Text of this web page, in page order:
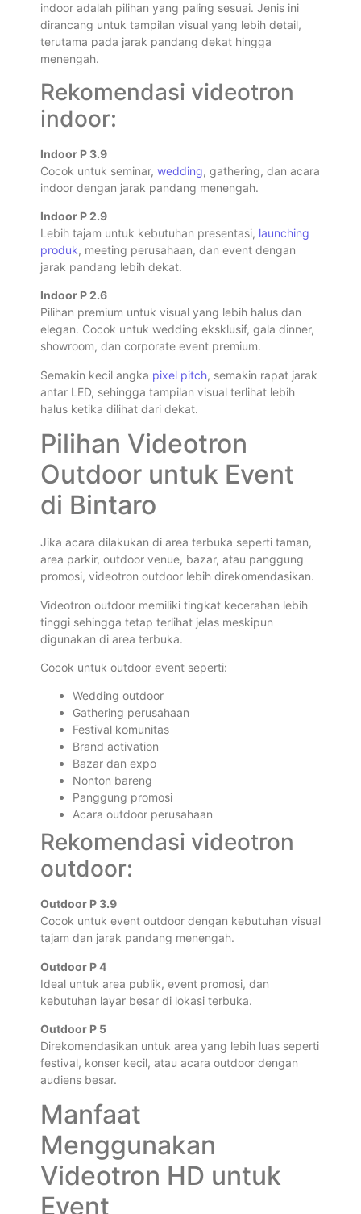
indoor adalah pilihan yang paling sesuai. Jenis ini
dirancang untuk tampilan visual yang lebih detail,
terutama pada jarak pandang dekat hingga
menengah.
Rekomendasi videotron
indoor:
Indoor P 3.9
Cocok untuk seminar, wedding, gathering, dan acara
indoor dengan jarak pandang menengah.
Indoor P 2.9
Lebih tajam untuk kebutuhan presentasi, launching
produk, meeting perusahaan, dan event dengan
jarak pandang lebih dekat.
Indoor P 2.6
Pilihan premium untuk visual yang lebih halus dan
elegan. Cocok untuk wedding eksklusif, gala dinner,
showroom, dan corporate event premium.
Semakin kecil angka pixel pitch, semakin rapat jarak
antar LED, sehingga tampilan visual terlihat lebih
halus ketika dilihat dari dekat.
Pilihan Videotron
Outdoor untuk Event
di Bintaro
Jika acara dilakukan di area terbuka seperti taman,
area parkir, outdoor venue, bazar, atau panggung
promosi, videotron outdoor lebih direkomendasikan.
Videotron outdoor memiliki tingkat kecerahan lebih
tinggi sehingga tetap terlihat jelas meskipun
digunakan di area terbuka.
Cocok untuk outdoor event seperti:
Wedding outdoor
Gathering perusahaan
Festival komunitas
Brand activation
Bazar dan expo
Nonton bareng
Panggung promosi
Acara outdoor perusahaan
Rekomendasi videotron
outdoor:
Outdoor P 3.9
Cocok untuk event outdoor dengan kebutuhan visual
tajam dan jarak pandang menengah.
Outdoor P 4
Ideal untuk area publik, event promosi, dan
kebutuhan layar besar di lokasi terbuka.
Outdoor P 5
Direkomendasikan untuk area yang lebih luas seperti
festival, konser kecil, atau acara outdoor dengan
audiens besar.
Manfaat
Menggunakan
Videotron HD untuk
Event